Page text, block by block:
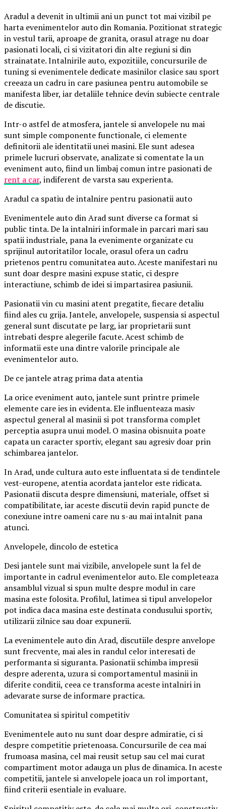
Aradul a devenit in ultimii ani un punct tot mai vizibil pe
harta evenimentelor auto din Romania. Pozitionat strategic
in vestul tarii, aproape de granita, orasul atrage nu doar
pasionati locali, ci si vizitatori din alte regiuni si din
strainatate. Intalnirile auto, expozitiile, concursurile de
tuning si evenimentele dedicate masinilor clasice sau sport
creeaza un cadru in care pasiunea pentru automobile se
manifesta liber, iar detaliile tehnice devin subiecte centrale
de discutie.
Intr-o astfel de atmosfera, jantele si anvelopele nu mai
sunt simple componente functionale, ci elemente
definitorii ale identitatii unei masini. Ele sunt adesea
primele lucruri observate, analizate si comentate la un
eveniment auto, fiind un limbaj comun intre pasionati de
rent a car, indiferent de varsta sau experienta.
Aradul ca spatiu de intalnire pentru pasionatii auto
Evenimentele auto din Arad sunt diverse ca format si
public tinta. De la intalniri informale in parcari mari sau
spatii industriale, pana la evenimente organizate cu
sprijinul autoritatilor locale, orasul ofera un cadru
prietenos pentru comunitatea auto. Aceste manifestari nu
sunt doar despre masini expuse static, ci despre
interactiune, schimb de idei si impartasirea pasiunii.
Pasionatii vin cu masini atent pregatite, fiecare detaliu
fiind ales cu grija. Jantele, anvelopele, suspensia si aspectul
general sunt discutate pe larg, iar proprietarii sunt
intrebati despre alegerile facute. Acest schimb de
informatii este una dintre valorile principale ale
evenimentelor auto.
De ce jantele atrag prima data atentia
La orice eveniment auto, jantele sunt printre primele
elemente care ies in evidenta. Ele influenteaza masiv
aspectul general al masinii si pot transforma complet
perceptia asupra unui model. O masina obisnuita poate
capata un caracter sportiv, elegant sau agresiv doar prin
schimbarea jantelor.
In Arad, unde cultura auto este influentata si de tendintele
vest-europene, atentia acordata jantelor este ridicata.
Pasionatii discuta despre dimensiuni, materiale, offset si
compatibilitate, iar aceste discutii devin rapid puncte de
conexiune intre oameni care nu s-au mai intalnit pana
atunci.
Anvelopele, dincolo de estetica
Desi jantele sunt mai vizibile, anvelopele sunt la fel de
importante in cadrul evenimentelor auto. Ele completeaza
ansamblul vizual si spun multe despre modul in care
masina este folosita. Profilul, latimea si tipul anvelopelor
pot indica daca masina este destinata condusului sportiv,
utilizarii zilnice sau doar expunerii.
La evenimentele auto din Arad, discutiile despre anvelope
sunt frecvente, mai ales in randul celor interesati de
performanta si siguranta. Pasionatii schimba impresii
despre aderenta, uzura si comportamentul masinii in
diferite conditii, ceea ce transforma aceste intalniri in
adevarate surse de informare practica.
Comunitatea si spiritul competitiv
Evenimentele auto nu sunt doar despre admiratie, ci si
despre competitie prietenoasa. Concursurile de cea mai
frumoasa masina, cel mai reusit setup sau cel mai curat
compartiment motor adauga un plus de dinamica. In aceste
competitii, jantele si anvelopele joaca un rol important,
fiind criterii esentiale in evaluare.